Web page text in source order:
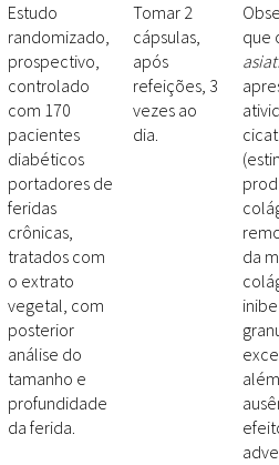
Estudo
randomizado,
prospectivo,
controlado
com 170
pacientes
diabéticos
portadores de
feridas
crônicas,
tratados com
o extrato
vegetal, com
posterior
análise do
tamanho e
profundidade
da ferida.
Tomar 2
cápsulas,
após
refeições, 3
vezes ao
dia.
que
da